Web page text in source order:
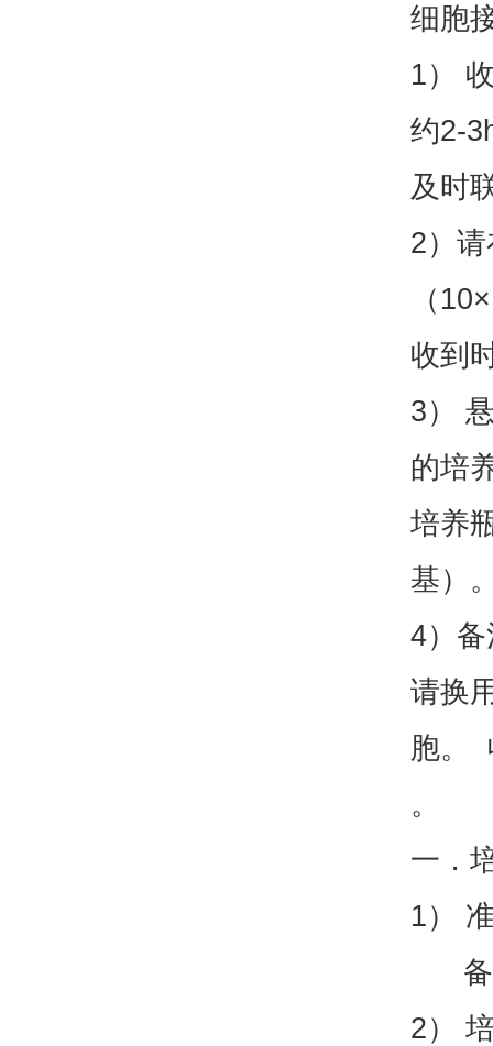
细胞
1）
约2-
及时
2）
（
收到
3）
的培
培养
基）
4）
请换
胞。
一．
1）
备
2）